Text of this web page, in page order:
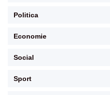
Politica
Economie
Social
Sport